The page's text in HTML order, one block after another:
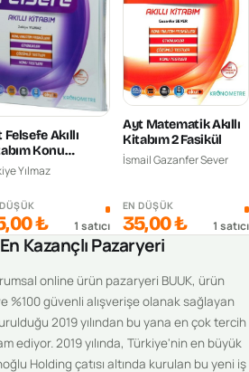
Felsefe Akıllı
Konu
Fasikülleri-3
Yılmaz
₺ 1 satıcı
Ayt Matematik Akıllı
Kitabım 2 Fasikül
İsmail Gazanfer Sever
EN DÜŞÜK
35,00 ₺ 1 satıcı
Kazançlı Pazaryeri
online ürün pazaryeri BUUK, ürün
%100 güvenli alışverişe olanak sağlayan
2019 yılından bu yana en çok tercih
ediyor. 2019 yılında, Türkiye'nin en büyük
Holding çatısı altında kurulan bu yeni iş